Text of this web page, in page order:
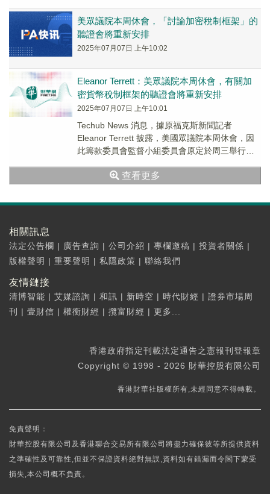
美眾議院本周休會，「討論加密稅制框架」的
聽證會將重新安排
2025年07月07日 上午10:02
Eleanor Terrett：美眾議院本周休會，有關加
密貨幣稅制框架的聽證會將重新安排
2025年07月07日 上午10:01
Techub News 消息，據原福克斯新聞記者
Eleanor Terrett 披露，美國眾議院本周休會，因
此籌款委員會監督小組委員會原定於周三舉行的
查看更多
相關訊息
法定公告欄 | 廣告查詢 | 公司介紹 | 專欄邀稿 | 投資者關係 |
版權聲明 | 重要聲明 | 私隱政策 | 聯絡我們
友情鏈接
清博智能 | 艾媒諮詢 | 和訊 | 新時空 | 時代財經 | 證券市場周
刊
| 壹財信 | 權衡財經 | 攬富財經 | 更多...
香港政府指定刊載法定通告之憲報刊登報章
Copyright © 1998 - 2026 財華控股有限公司
香港財華社版權所有,未經同意不得轉載。
免責聲明：
財華控股有限公司及香港聯合交易所有限公司將盡力確保彼等所提供資料
之準確性及可靠性,但並不保證資料絕對無誤,資料如有錯漏而令閣下蒙受
損失,本公司概不負責。